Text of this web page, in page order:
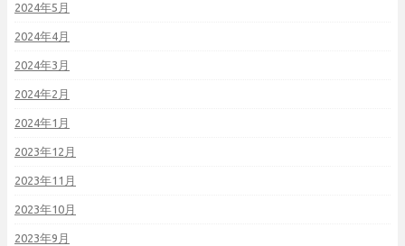
2024年5月
2024年4月
2024年3月
2024年2月
2024年1月
2023年12月
2023年11月
2023年10月
2023年9月